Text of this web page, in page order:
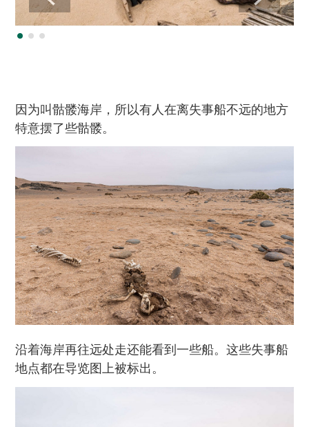
因为叫骷髅海岸，所以有人在离失事船不远的地方
特意摆了些骷髅。
沿着海岸再往远处走还能看到一些船。这些失事船
地点都在导览图上被标出。